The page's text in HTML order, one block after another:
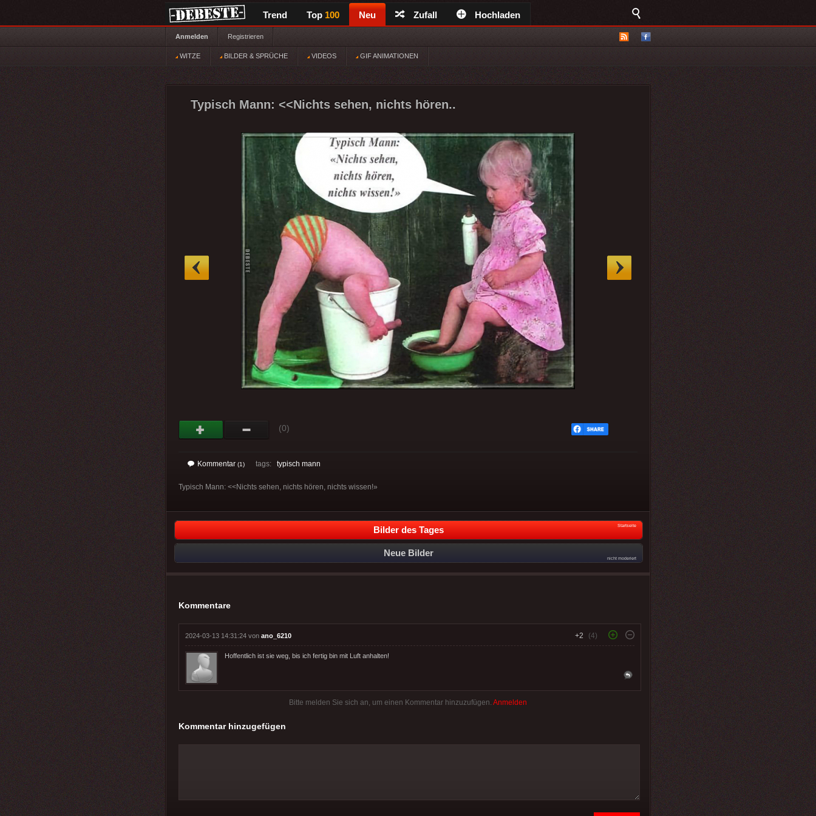
Trend Top 100 Neu Zufall Hochladen
Anmelden Registrieren
WITZE BILDER & SPRÜCHE VIDEOS GIF ANIMATIONEN
Typisch Mann: <<Nichts sehen, nichts hören..
(0)
Kommentar (1) tags: typisch mann
Typisch Mann: <<Nichts sehen, nichts hören, nichts wissen!»
Bilder des Tages Startseite
Neue Bilder
nicht moderiert
Kommentare
2024-03-13 14:31:24 von ano_6210 +2 (4)
Hoffentlich ist sie weg, bis ich fertig bin mit Luft anhalten!
Bitte melden Sie sich an, um einen Kommentar hinzuzufügen. Anmelden
Kommentar hinzugefügen